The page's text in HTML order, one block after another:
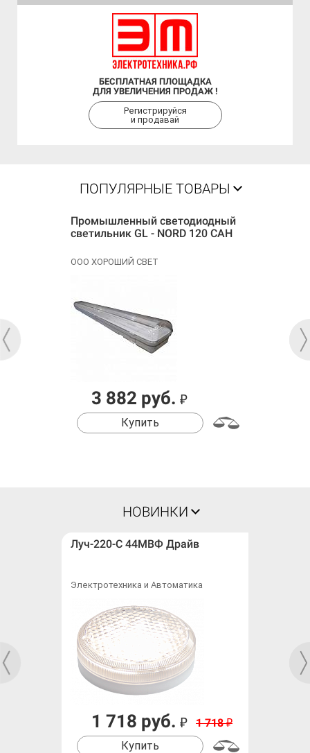
БЕСПЛАТНАЯ ПЛОЩАДКА
ДЛЯ УВЕЛИЧЕНИЯ ПРОДАЖ !
Регистрируйся
и продавай
ПОПУЛЯРНЫЕ ТОВАРЫ
Промышленный светодиодный
светильник GL - NORD 120 САН
ООО ХОРОШИЙ СВЕТ
3 882 руб. ₽
Купить
НОВИНКИ
Луч-220-С 44МВФ Драйв
Электротехника и Автоматика
1 718 руб. ₽ 1 718₽
Купить